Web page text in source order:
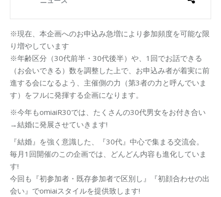
※現在、本企画へのお申込み急増により参加頻度を可能な限
り増やしています
※年齢区分（30代前半・30代後半）や、1回でお話できる
（お会いできる）数を調整した上で、お申込み者が着実に前
進する会になるよう、主催側の力（第3者の力と呼んでいま
す）をフルに発揮する企画になります。
※今年もomiaiR30では、たくさんの30代男女をお付き合い
→結婚に発展させていきます!
『結婚』を強く意識した、『30代』中心で集まる交流会。
毎月1回開催のこの企画では、どんどん内容も進化していま
す!
今回も『初参加者・既存参加者で区別し』『初顔合わせの出
会い』でomiaiスタイルを提供致します!